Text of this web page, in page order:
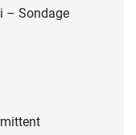
– Sondage